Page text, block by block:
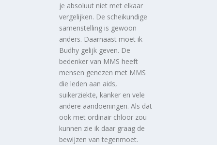
je absoluut niet met elkaar
vergelijken. De scheikundige
samenstelling is gewoon
anders. Daarnaast moet ik
Budhy gelijk geven. De
bedenker van MMS heeft
mensen genezen met MMS
die leden aan aids,
suikerziekte, kanker en vele
andere aandoeningen. Als dat
ook met ordinair chloor zou
kunnen zie ik daar graag de
bewijzen van tegenmoet.